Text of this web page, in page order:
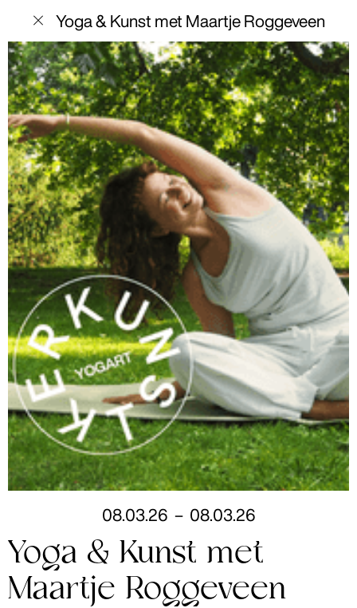
menu Yoga & Kunst met Maartje Roggeveen
08. 03. 26 – 08. 03. 26
Yoga & Kunst met
Maartje Roggeveen